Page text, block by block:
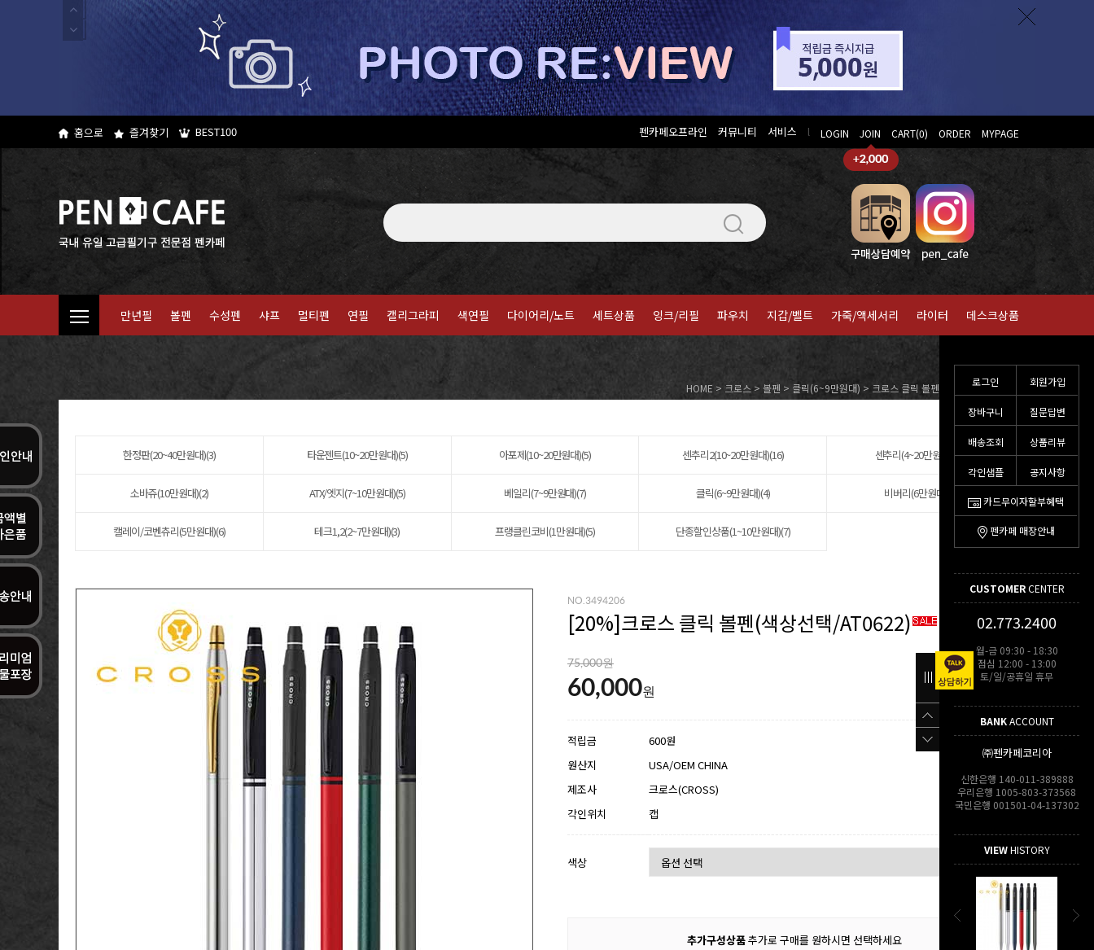
로그인 회원가입
장바구니 질문답변
배송조회 상품리뷰
각인샘플 공지사항
카드무이자할부혜택
펜카페 매장안내
CUSTOMERCENTER
02.773.2400
월-금 09:30 - 18:30
점심 12:00 - 13:00
토/일/공휴일 휴무
BANKACCOUNT
㈜펜카페코리아
신한은행 140-011-389888
우리은행 1005-803-373568
국민은행 001501-04-137302
VIEWHISTORY
홈으로 즐겨찾기 BEST100 펜카페오프라인 커뮤니티 서비스 l LOGIN JOIN CART(0) ORDER MYPAGE
만년필 볼펜 수성펜 샤프 멀티펜 연필 캘리그라피 색연필 다이어리/노트 세트상품 잉크/리필 파우치 지갑/벨트 가죽/액세서리 라이터 데스크상품
HOME > 크로스 > 볼펜 > 클릭(6~9만원대) > 크로스 클릭 볼펜(색상선택/AT0622)
한정판(20~40만원대)(3) 타운젠트(10~20만원대)(5) 아포제(10~20만원대)(5) 센추리2(10~20만원대)(16) 센추리(4~20만원대)(12)
소바쥬(10만원대)(2) ATX/엣지(7~10만원대)(5) 베일리(7~9만원대)(7) 클릭(6~9만원대)(4) 비버리(6만원대)(3)
캘레이/코벤츄리(5만원대)(6) 테크1,2(2~7만원대)(3) 프랭클린코비(1만원대)(5) 단종할인상품(1~10만원대)(7)
NO.3494206
[20%]크로스 클릭 볼펜(색상선택/AT0622)
75,000원
60,000원
적립금
600원
원산지
USA/OEM CHINA
제조사
크로스(CROSS)
각인위치
캡
색상
추가구성상품추가로 구매를 원하시면 선택하세요